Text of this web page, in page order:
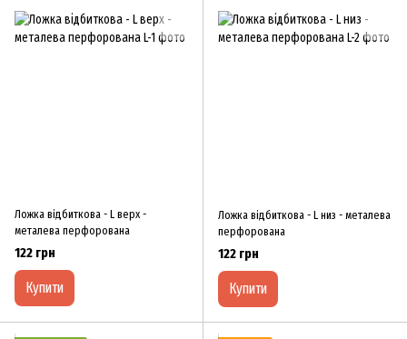
Ложка відбиткова - L верх -
металева перфорована
122 грн
Купити
Ложка відбиткова - L низ - металева
перфорована
122 грн
Купити